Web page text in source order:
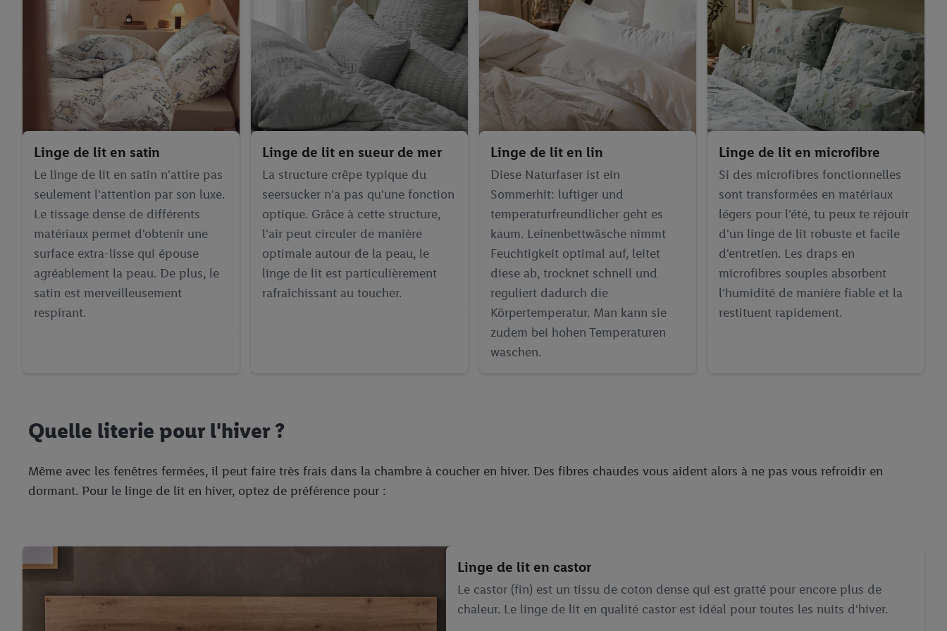
Linge de lit en satin
Le linge de lit en satin n'attire pas
seulement l'attention par son luxe.
Le tissage dense de différents
matériaux permet d'obtenir une
surface extra-lisse qui épouse
agréablement la peau. De plus, le
satin est merveilleusement
respirant.
Linge de lit en sueur de mer
La structure crêpe typique du
seersucker n'a pas qu'une fonction
optique. Grâce à cette structure,
l'air peut circuler de manière
optimale autour de la peau, le
linge de lit est particulièrement
rafraîchissant au toucher.
Linge de lit en lin
Diese Naturfaser ist ein
Sommerhit: luftiger und
temperaturfreundlicher geht es
kaum. Leinenbettwäsche nimmt
Feuchtigkeit optimal auf, leitet
diese ab, trocknet schnell und
reguliert dadurch die
Körpertemperatur. Man kann sie
zudem bei hohen Temperaturen
waschen.
Linge de lit en microfibre
Si des microfibres fonctionnelles
sont transformées en matériaux
légers pour l'été, tu peux te réjouir
d'un linge de lit robuste et facile
d'entretien. Les draps en
microfibres souples absorbent
l'humidité de manière fiable et la
restituent rapidement.
Quelle literie pour l'hiver ?
Même avec les fenêtres fermées, il peut faire très frais dans la chambre à coucher en hiver. Des fibres chaudes vous aident alors à ne pas vous refroidir en
dormant. Pour le linge de lit en hiver, optez de préférence pour :
Linge de lit en castor
Le castor (fin) est un tissu de coton dense qui est gratté pour encore plus de
chaleur. Le linge de lit en qualité castor est idéal pour toutes les nuits d'hiver.